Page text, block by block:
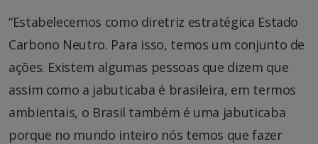
“Estabelecemos como diretriz estratégica Estado
Carbono Neutro. Para isso, temos um conjunto de
ações. Existem algumas pessoas que dizem que
assim como a jabuticaba é brasileira, em termos
ambientais, o Brasil também é uma jabuticaba
porque no mundo inteiro nós temos que fazer